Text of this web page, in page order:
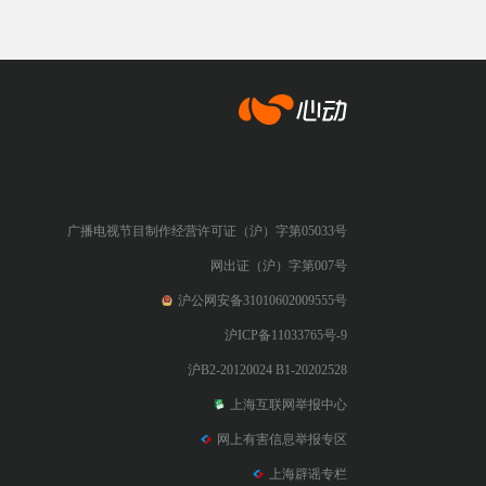
广播电视节目制作经营许可证（沪）字第05033号
网出证（沪）字第007号
沪公网安备31010602009555号
沪ICP备11033765号-9
沪B2-20120024 B1-20202528
上海互联网举报中心
网上有害信息举报专区
上海辟谣专栏
心动网络